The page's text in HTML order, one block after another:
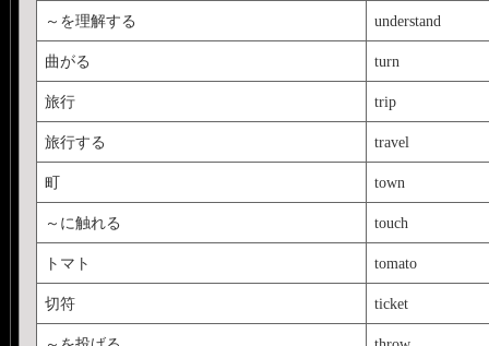
～を理解する understand
曲がる turn
旅行 trip
旅行する travel
町 town
～に触れる touch
トマト tomato
切符 ticket